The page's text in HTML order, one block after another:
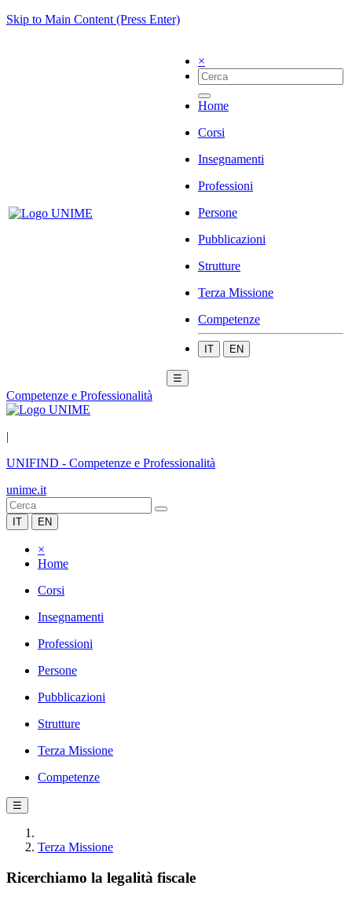
Skip to Main Content (Press Enter)
×
Home
Corsi
Insegnamenti
Professioni
Persone
Pubblicazioni
Strutture
Terza Missione
Competenze
IT EN
☰
Competenze e Professionalità
|
UNIFIND - Competenze e Professionalità
unime.it
IT EN
×
Home
Corsi
Insegnamenti
Professioni
Persone
Pubblicazioni
Strutture
Terza Missione
Competenze
☰
Terza Missione
Ricerchiamo la legalità fiscale